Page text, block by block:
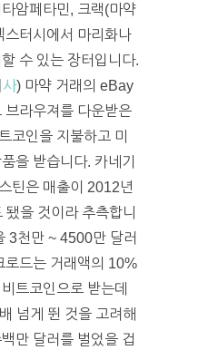
암페타민, 크랙(마약
터시에서 마리화나
수 있는 장터입니다.
사) 마약 거래의 eBay
브라우져를 다운받은
코인을 지불하고 미
을 받습니다. 카네기
틴은 매출이 2012년
을 것이라 추측합니
3천만 ~ 4500만 달러
로드는 거래액의 10%
트코인으로 받는데
넘게 뛴 것을 고려해
만 달러를 벌었을 겁